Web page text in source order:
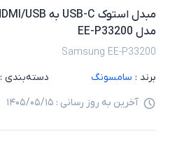
مدل EE-P33200
Samsung EE-P33200
برند : سامسونگ دسته‌بندی :
آخرین به روز رسانی : ۱۴۰۵/۰۵/۱۵